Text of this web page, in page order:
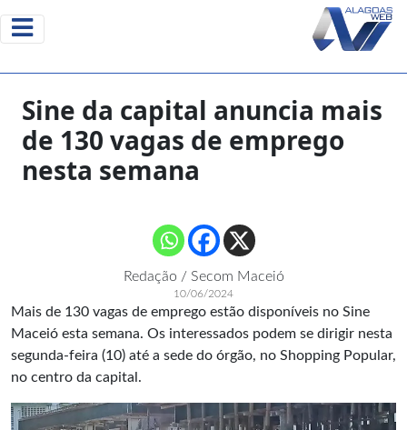
Sine da capital anuncia mais
de 130 vagas de emprego
nesta semana
Redação / Secom Maceió
10/06/2024
Mais de 130 vagas de emprego estão disponíveis no Sine
Maceió esta semana. Os interessados podem se dirigir nesta
segunda-feira (10) até a sede do órgão, no Shopping Popular,
no centro da capital.